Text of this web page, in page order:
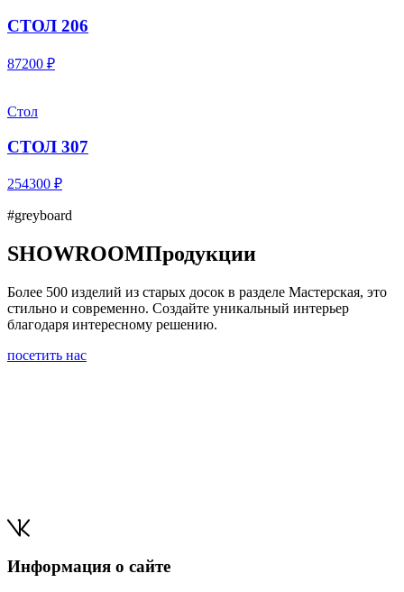
СТОЛ 206
87200 ₽
Стол
СТОЛ 307
254300 ₽
#greyboard
SHOWROOMПродукции
Более 500 изделий из старых досок в разделе Мастерская, это
стильно и современно. Создайте уникальный интерьер
благодаря интересному решению.
посетить нас
Информация о сайте